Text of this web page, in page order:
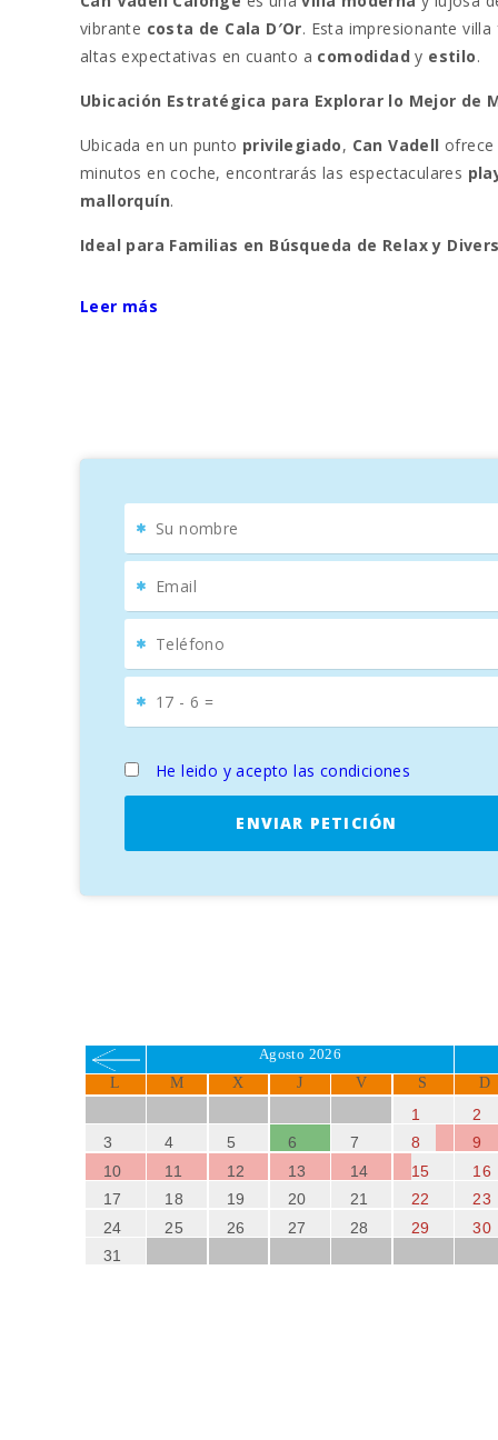
vibrante costa de Cala D′Or. Esta impresionante
altas expectativas en cuanto a comodidad y estilo.
Ubicación Estratégica para Explorar lo Mejor de
Ubicada en un punto privilegiado, Can Vadell
minutos en coche, encontrarás las espectaculares
mallorquín.
Ideal para Familias en Búsqueda de Relax y
encantador
desarrollo rodea la villa, añadiendo encanto a este
Interiores Modernos y Comodidades de Alta
En el interior, la villa presenta undiseño moderno
con una cocina completamente equipada
Habitaciones y Baños de Lujo
La villa ofrece cuatrohabitacionesespaciosas y
acceso a un
balcón privado
Rodeada de unpaisaje montañoso suave
puerto de yates
Leer más
He leido y acepto las condiciones
ENVIAR PETICIÓN
Agosto 2026
L M X J V S D
1
2
3
4 5 6 7 8
9
10
11 12 13 14 15
16
17
18 19 20 21 22
23
24
25 26 27 28 29
30
31